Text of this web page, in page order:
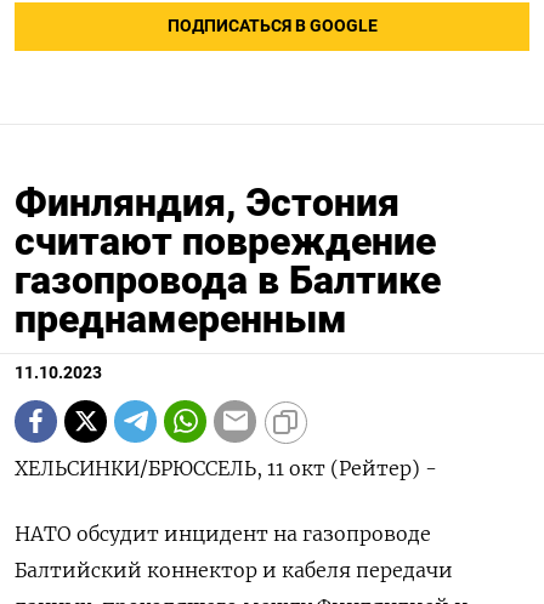
ПОДПИСАТЬСЯ В GOOGLE
Финляндия, Эстония
считают повреждение
газопровода в Балтике
преднамеренным
11.10.2023
ХЕЛЬСИНКИ/БРЮССЕЛЬ, 11 окт (Рейтер) -
НАТО обсудит инцидент на газопроводе
Балтийский коннектор и кабеля передачи